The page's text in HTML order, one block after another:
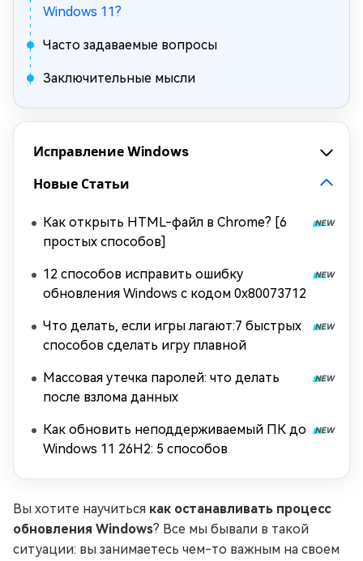
Windows 11?
Часто задаваемые вопросы
Заключительные мысли
Исправление Windows
Новые Статьи
Как открыть HTML-файл в Chrome? [6
простых способов]
12 способов исправить ошибку
обновления Windows с кодом 0x80073712
Что делать, если игры лагают:7 быстрых
способов сделать игру плавной
Массовая утечка паролей: что делать
после взлома данных
Как обновить неподдерживаемый ПК до
Windows 11 26H2: 5 способов
Вы хотите научиться как останавливать процесс
обновления Windows? Все мы бывали в такой
ситуации: вы занимаетесь чем-то важным на своем